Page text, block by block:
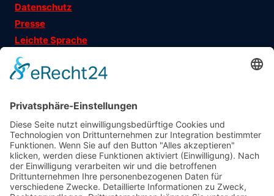
Datenschutz
Presse
Leichte Sprache
Ehrenamtsgeschichten
Folgen Sie uns auf
Träger: Verein für Fraueninteressen e.V.
Förderung: Landeshauptstadt München, Sozialreferat